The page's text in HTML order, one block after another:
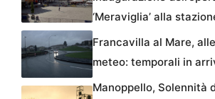
‘Meraviglia’ alla
Francavilla al Mare,
meteo: temporali in
Manoppello, Solennità